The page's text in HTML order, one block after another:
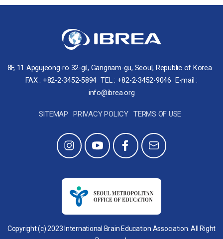
8F, 11 Apgujeong-ro 32-gil, Gangnam-gu, Seoul, Republic of Korea
FAX : +82-2-3452-5894 TEL : +82-2-3452-9046
E-mail :
info@ibrea.org
SITEMAP PRIVACY POLICY TERMS OF USE
Copyright (c) 2023 International Brain Education Association. All Right